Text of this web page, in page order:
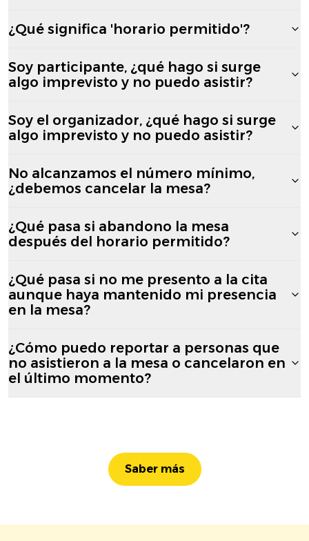
¿Qué significa 'horario permitido'?
Soy participante, ¿qué hago si surge
algo imprevisto y no puedo asistir?
Soy el organizador, ¿qué hago si surge
algo imprevisto y no puedo asistir?
No alcanzamos el número mínimo,
¿debemos cancelar la mesa?
¿Qué pasa si abandono la mesa
después del horario permitido?
¿Qué pasa si no me presento a la cita
aunque haya mantenido mi presencia
en la mesa?
¿Cómo puedo reportar a personas que
no asistieron a la mesa o cancelaron en
el último momento?
Saber más